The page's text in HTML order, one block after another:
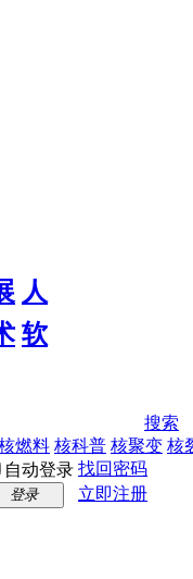
人
软
搜索
燃料 核科普 核聚变 核
自动登录 找回密码
登录 立即注册